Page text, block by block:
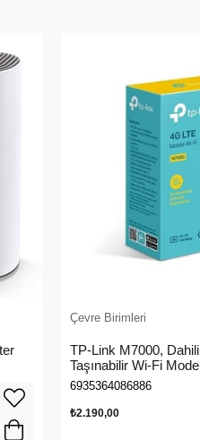
Çevre Birimleri
TP-Link M7000,
Taşınabilir Wi-Fi
6935364086886
₺2.190,00